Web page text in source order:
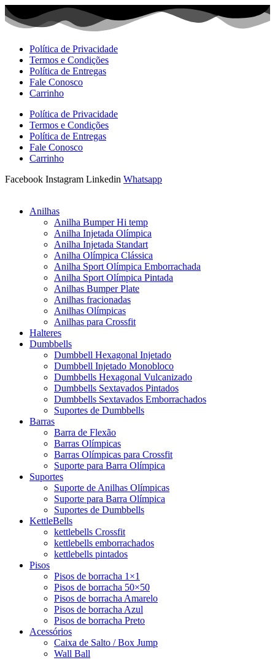
Ir
para
Política de Privacidade
Termos e Condições
Política de Entregas
Fale Conosco
Carrinho
Política de Privacidade
Termos e Condições
Política de Entregas
Fale Conosco
Carrinho
Facebook Instagram Linkedin Whatsapp
Anilhas
Anilha Bumper Hi temp
Anilha Injetada Olímpica
Anilha Injetada Standart
Anilha Olímpica Clássica
Anilha Sport Olímpica Emborrachada
Anilha Sport Olímpica Pintada
Anilhas Bumper Plate
Anilhas fracionadas
Anilhas Olímpicas
Anilhas para Crossfit
Halteres
Dumbbells
Dumbbell Hexagonal Injetado
Dumbbell Injetado Monobloco
Dumbbells Hexagonal Vulcanizado
Dumbbells Sextavados Pintados
Dumbbells Sextavados Emborrachados
Suportes de Dumbbells
Barras
Barra de Flexão
Barras Olímpicas
Barras Olímpicas para Crossfit
Suporte para Barra Olímpica
Suportes
Suporte de Anilhas Olímpicas
Suporte para Barra Olímpica
Suportes de Dumbbells
KettleBells
kettlebells Crossfit
kettlebells emborrachados
kettlebells pintados
Pisos
Pisos de borracha 1×1
Pisos de borracha 50×50
Pisos de borracha Amarelo
Pisos de borracha Azul
Pisos de borracha Preto
Acessórios
Caixa de Salto / Box Jump
Wall Ball